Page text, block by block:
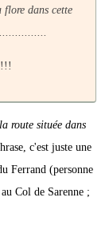
dans cette
route située dans
c'est juste une
Ferrand (personne
Col de Sarenne ;